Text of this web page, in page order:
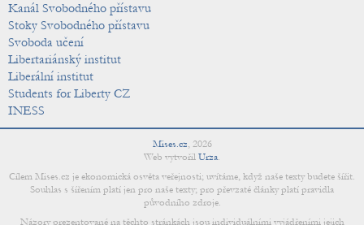
Kanál Svobodného přístavu
Stoky Svobodného přístavu
Svoboda učení
Libertariánský institut
Liberální institut
Students for Liberty CZ
INESS
Mises.cz, 2026
Web vytvořil Urza.
Cílem Mises.cz je ekonomická osvěta veřejnosti; uvítáme, když naše texty budete šířit.
Souhlas s šířením platí jen pro naše texty; pro převzaté články platí pravidla
původního zdroje.
Názory prezentované na těchto stránkách jsou individuálními vyjádřeními jejich